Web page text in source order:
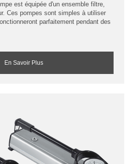
est équipée d'un ensemble filtre,
Ces pompes sont simples à utiliser
parfaitement pendant des
En Savoir Plus